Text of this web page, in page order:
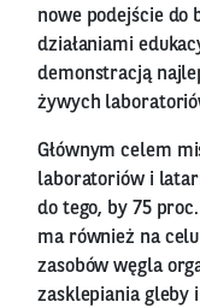
nowe podejście do
działaniami
demonstracją
żywych
Głównym celem
laboratoriów i
do tego, by 75
ma również na
zasobów węgla
zasklepiania gleby